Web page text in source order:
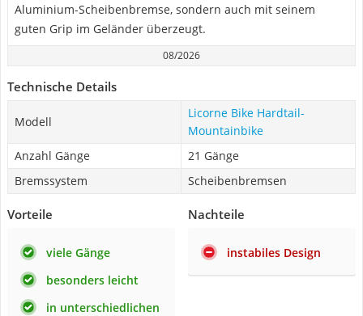
Aluminium-Scheibenbremse, sondern auch mit seinem
guten Grip im Geländer überzeugt.
08/2026
Technische Details
Modell
Licorne Bike Hardtail-
Mountainbike
Anzahl Gänge
21 Gänge
Bremssystem
Scheibenbremsen
Vorteile
viele Gänge
besonders leicht
in unterschiedlichen
Nachteile
instabiles Design